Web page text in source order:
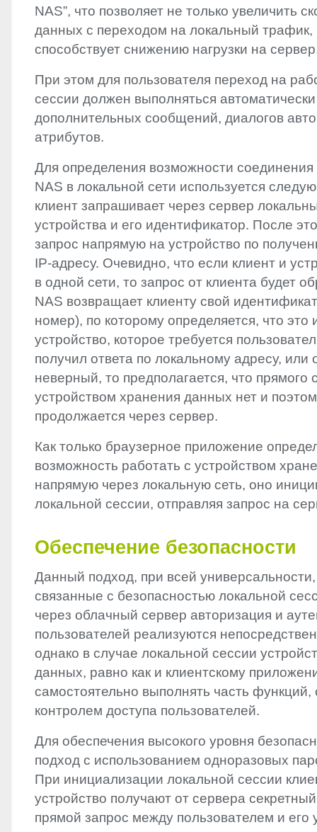
NAS”, что позволяет не только увеличить
данных с переходом на локальный трафик,
способствует снижению нагрузки на
При этом для пользователя переход на
сессии должен выполняться
дополнительных сообщений, диалогов
атрибутов.
Для определения возможности
NAS в локальной сети используется
клиент запрашивает через сервер
устройства и его идентификатор. После
запрос напрямую на устройство по
IP-адресу. Очевидно, что если клиент и
в одной сети, то запрос от клиента будет
NAS возвращает клиенту свой
номер), по которому определяется, что это
устройство, которое требуется
получил ответа по локальному адресу, или
неверный, то предполагается, что прямого
устройством хранения данных нет и
продолжается через сервер.
Как только браузерное приложение
возможность работать с устройством
напрямую через локальную сеть, оно
локальной сессии, отправляя запрос на
Обеспечение безопасности
Данный подход, при всей
связанные с безопасностью локальной
через облачный сервер авторизация и
пользователей реализуются
однако в случае локальной сессии
данных, равно как и клиентскому
самостоятельно выполнять часть функций,
контролем доступа пользователей.
Для обеспечения высокого уровня
подход с использованием одноразовых
При инициализации локальной сессии
устройство получают от сервера
прямой запрос между пользователем и его